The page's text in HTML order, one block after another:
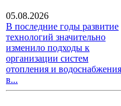
05.08.2026
В последние годы развитие
технологий значительно
изменило подходы к
организации систем
отопления и водоснабжения
в...